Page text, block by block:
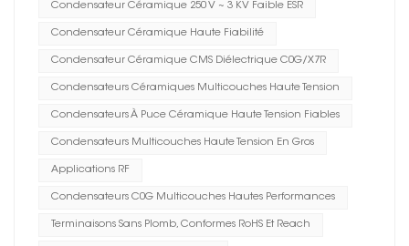
Condensateur Céramique 250 V ~ 3 KV Faible ESR
Condensateur Céramique Haute Fiabilité
Condensateur Céramique CMS Diélectrique C0G/X7R
Condensateurs Céramiques Multicouches Haute Tension
Condensateurs À Puce Céramique Haute Tension Fiables
Condensateurs Multicouches Haute Tension En Gros
Applications RF
Condensateurs C0G Multicouches Hautes Performances
Terminaisons Sans Plomb, Conformes RoHS Et Reach